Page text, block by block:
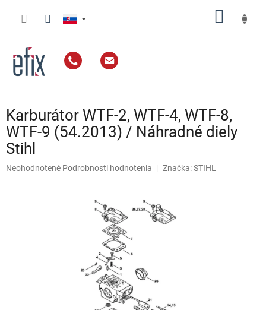
Karburátor WTF-2, WTF-4, WTF-8,
WTF-9 (54.2013) / Náhradné diely
Stihl
Priemerné
Neohodnotené Podrobnosti hodnotenia Značka:STIHL